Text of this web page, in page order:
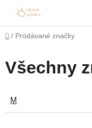
obsah
Domů
/ Prodávané značky
Všechny
M